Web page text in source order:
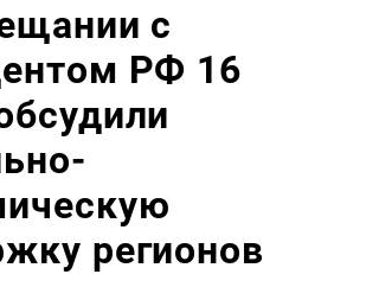
с
РФ 16
регионов